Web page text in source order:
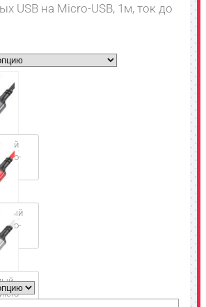
USB на Micro-USB, 1м, ток до